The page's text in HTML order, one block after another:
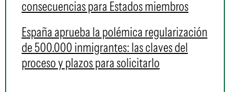
consecuencias para Estados miembros
España aprueba la polémica regularización
de 500.000 inmigrantes: las claves del
proceso y plazos para solicitarlo